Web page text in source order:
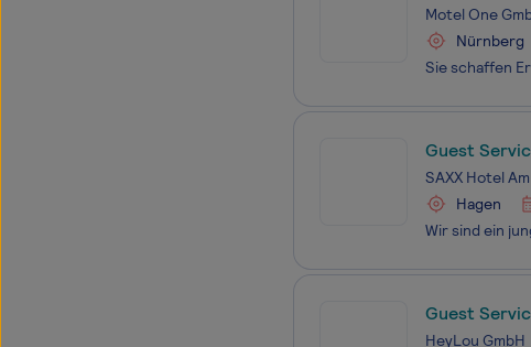
Motel One
Nürnberg
Guest
SAXX Hotel
Hagen
Guest
Main)
HeyLou GmbH